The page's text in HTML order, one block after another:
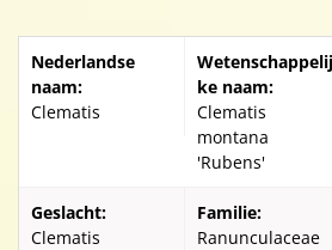
Nederlandse
naam:
Clematis
Wetenschappelij
ke naam:
Clematis
montana
'Rubens'
Geslacht:
Clematis
Familie:
Ranunculaceae